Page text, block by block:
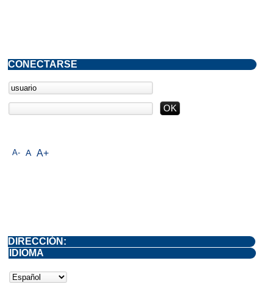
A- A A+
CONECTARSE
DIRECCIÓN:
IDIOMA